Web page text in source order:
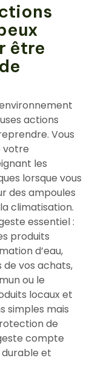
être
actions
Vous
votre
les
lorsque vous
des ampoules
climatisation.
essentiel :
produits
d’eau,
de vos achats,
ou le
locaux et
simples mais
de
compte
et